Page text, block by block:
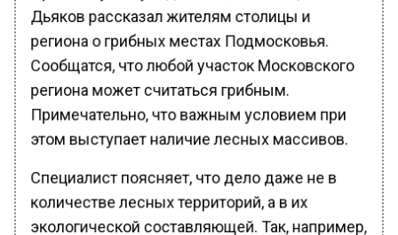
Дьяков рассказал жителям столицы и
региона о грибных местах Подмосковья.
Сообщатся, что любой участок Московского
региона может считаться грибным.
Примечательно, что важным условием при
этом выступает наличие лесных массивов.
Специалист поясняет, что дело даже не в
количестве лесных территорий, а в их
экологической составляющей. Так, например,